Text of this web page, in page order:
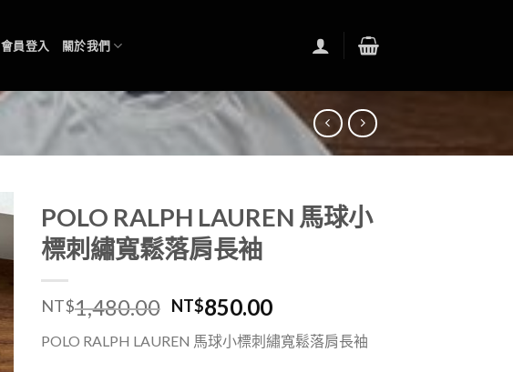
會員登入 關於我們
POLO RALPH LAUREN 馬球小
標刺繡寬鬆落肩長袖
NT$1,480.00 NT$850.00
POLO RALPH LAUREN 馬球小標刺繡寬鬆落肩長袖